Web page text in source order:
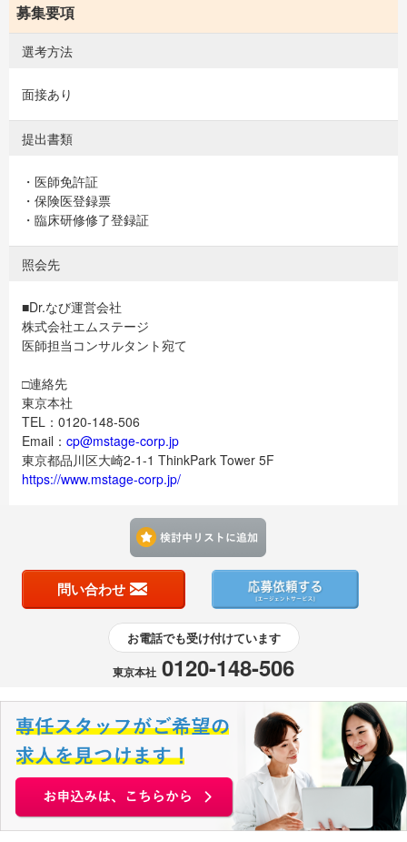
募集要項
選考方法
面接あり
提出書類
・医師免許証
・保険医登録票
・臨床研修修了登録証
照会先
■Dr.なび運営会社
株式会社エムステージ
医師担当コンサルタント宛て
□連絡先
東京本社
TEL：0120-148-506
Email： cp@mstage-corp.jp
東京都品川区大崎2-1-1 ThinkPark Tower 5F
https://www.mstage-corp.jp/
問い合わせ
お電話でも受け付けています
東京本社 0120-148-506